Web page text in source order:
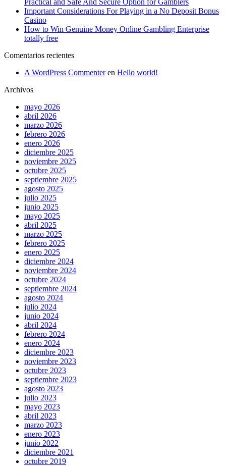
Practical and Safe And Secure Option for Gamblers
Important Considerations For Playing in a No Deposit Bonus
Casino
How to Win Genuine Money Online Gambling Enterprise
totally free
Comentarios recientes
A WordPress Commenteren Hello world!
Archivos
mayo 2026
abril 2026
marzo 2026
febrero 2026
enero 2026
diciembre 2025
noviembre 2025
octubre 2025
septiembre 2025
agosto 2025
julio 2025
junio 2025
mayo 2025
abril 2025
marzo 2025
febrero 2025
enero 2025
diciembre 2024
noviembre 2024
octubre 2024
septiembre 2024
agosto 2024
julio 2024
junio 2024
abril 2024
febrero 2024
enero 2024
diciembre 2023
noviembre 2023
octubre 2023
septiembre 2023
agosto 2023
julio 2023
mayo 2023
abril 2023
marzo 2023
enero 2023
junio 2022
diciembre 2021
octubre 2019